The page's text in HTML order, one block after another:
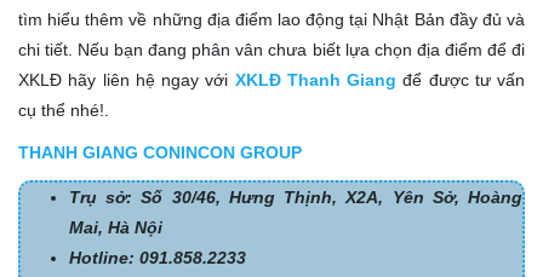
tìm hiểu thêm về những địa điểm lao động tại Nhật Bản đầy đủ và
chi tiết. Nếu bạn đang phân vân chưa biết lựa chọn địa điểm để đi
XKLĐ hãy liên hệ ngay với XKLĐ Thanh Giang để được tư vấn
cụ thể nhé!.
THANH GIANG CONINCON GROUP
Trụ sở: Số 30/46, Hưng Thịnh, X2A, Yên Sở, Hoàng
Mai, Hà Nội
Hotline: 091.858.2233